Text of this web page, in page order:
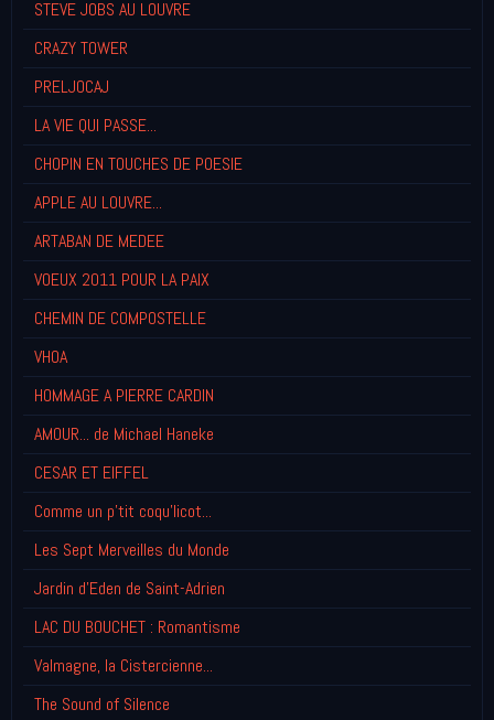
STEVE JOBS AU LOUVRE
CRAZY TOWER
PRELJOCAJ
LA VIE QUI PASSE...
CHOPIN EN TOUCHES DE POESIE
APPLE AU LOUVRE...
ARTABAN DE MEDEE
VOEUX 2011 POUR LA PAIX
CHEMIN DE COMPOSTELLE
VHOA
HOMMAGE A PIERRE CARDIN
AMOUR... de Michael Haneke
CESAR ET EIFFEL
Comme un p'tit coqu'licot...
Les Sept Merveilles du Monde
Jardin d'Eden de Saint-Adrien
LAC DU BOUCHET : Romantisme
Valmagne, la Cistercienne...
The Sound of Silence